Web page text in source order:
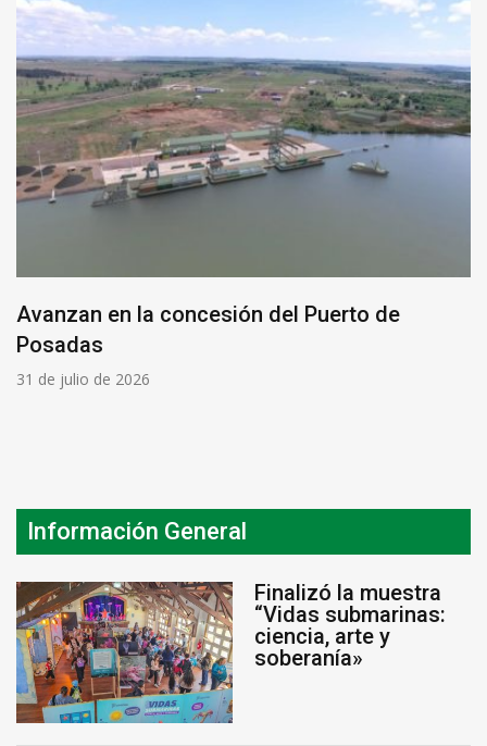
Avanzan en la concesión del Puerto de
Posadas
31 de julio de 2026
Información General
Finalizó la muestra
“Vidas submarinas:
ciencia, arte y
soberanía»